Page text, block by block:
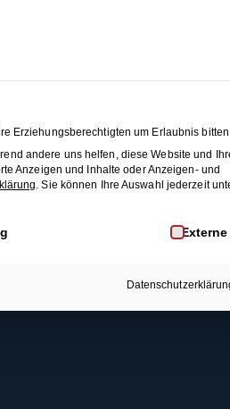
pleaselogin andenroll
Mehr Infos
Membership
Erziehungsberechtigten um Erlaubnis
andere uns helfen, diese Website und
Anzeigen und Inhalte oder Anzeigen- und
. Sie können Ihre Auswahl jederzeit
Die erste Service-Gruppe